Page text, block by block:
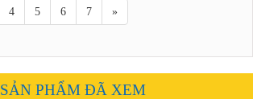
4 5 6 7 »
SẢN PHẨM ĐÃ XEM